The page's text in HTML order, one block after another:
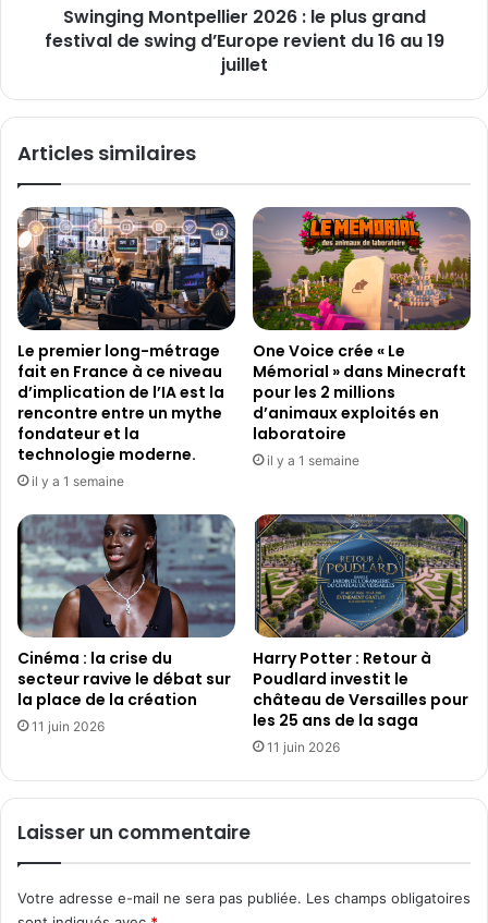
f
n
a
t
c
h
c
o
m
m
u
n
l
e
e
m
p
s
'
u
n
f
e
a
l
L
l
r
2
0
2
6
l
e
l
u
s
r
a
n
d
e
s
t
i
v
d
s
w
n
Swinging Montpellier 2026 : le plus grand
festival de swing d’Europe revient du 16 au 19
juillet
Articles similaires
Le premier long-métrage
fait en France à ce niveau
d’implication de l’IA est la
rencontre entre un mythe
fondateur et la
technologie moderne.
il y a 1 semaine
One Voice crée « Le
Mémorial » dans Minecraft
pour les 2 millions
d’animaux exploités en
laboratoire
il y a 1 semaine
Cinéma : la crise du
secteur ravive le débat sur
la place de la création
11 juin 2026
Harry Potter : Retour à
Poudlard investit le
château de Versailles pour
les 25 ans de la saga
11 juin 2026
Laisser un commentaire
Votre adresse e-mail ne sera pas publiée. Les champs obligatoires